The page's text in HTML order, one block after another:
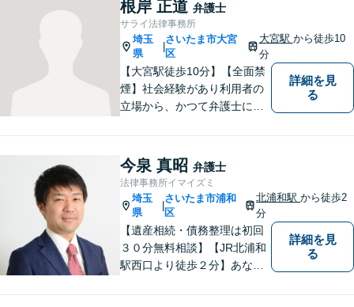
根岸 正道 弁護士
サライ法律事務所
埼玉
県
|
さいたま市大宮
区
大宮駅 から徒歩10
分
【大宮駅徒歩10分】【全面禁
煙】社会経験があり利用者の
立場から、かつて弁護士に相
ります。 どのようにしたら、
敷居を低くできるか、緊張せ
ずに、リラックスして頂ける
か、なごやかな雰囲気作りを
常に心掛けています。
詳細を見
る
今泉 真昭 弁護士
法律事務所イマイズミ
埼玉
県
|
さいたま市浦和
区
北浦和駅から徒歩2
分
【遺産相続・債務整理は初回
３０分無料相談】【JR北浦和
駅西口より徒歩２分】あなた
ミがお預かりします。あなた
詳細を見
る